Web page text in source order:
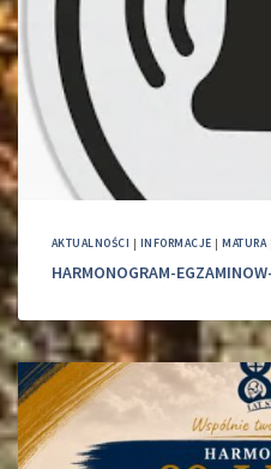
AKTUALNOŚCI | INFORMACJE |MATURA|
HARMONOGRAM-